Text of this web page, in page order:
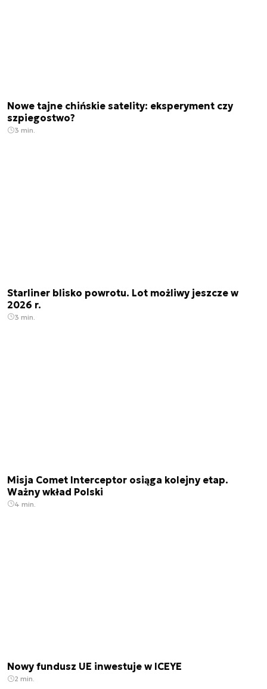
Nowe tajne chińskie satelity: eksperyment czy
szpiegostwo?
3 min.
Starliner blisko powrotu. Lot możliwy jeszcze w
2026 r.
3 min.
Misja Comet Interceptor osiąga kolejny etap.
Ważny wkład Polski
4 min.
Nowy fundusz UE inwestuje w ICEYE
2 min.